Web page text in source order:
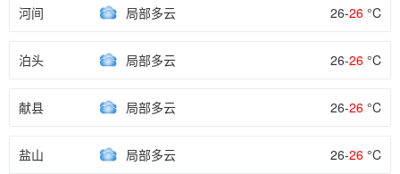
河间 局部多云 26-26 °C
泊头 局部多云 26-26 °C
献县 局部多云 26-26 °C
盐山 局部多云 26-26 °C